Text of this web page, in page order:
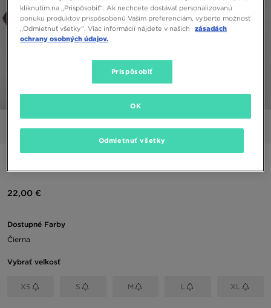
Obrázky Video
22,00 €
Dostupné Farby
Čierna
Vybrať veľkosť
XS S M L XL
kliknutím na „Prispôsobiť”. Ak nechcete dostávať personalizovanú
ponuku produktov prispôsobenú Vašim preferenciám, vyberte možnosť
„Odmietnuť všetky”. Viac informácií nájdete v našich
zásadách
ochrany osobných údajov.
Prispôsobiť
Odmietnuť všetky
OK